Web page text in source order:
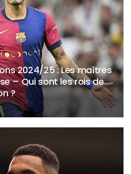
2024/25 : Les maîtres
– Qui sont les rois de
?